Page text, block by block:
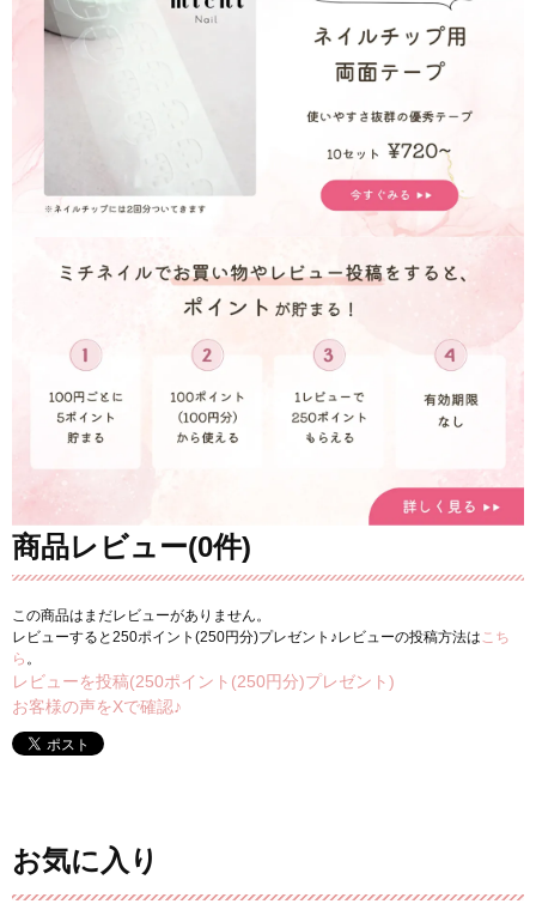
商品レビュー(0件)
この商品はまだレビューがありません。
レビューすると250ポイント(250円分)プレゼント♪レビューの投稿方法は こち
ら 。
レビューを投稿(250ポイント(250円分)プレゼント)
お客様の声をXで確認♪
お気に入り